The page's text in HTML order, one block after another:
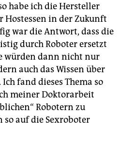
habe ich die Hersteller
Hostessen in der Zukunft
war die Antwort, dass die
durch Roboter ersetzt
würden dann nicht nur
auch das Wissen über
fand dieses Thema so
meiner Doktorarbeit
Robotern zu
auf die Sexroboter